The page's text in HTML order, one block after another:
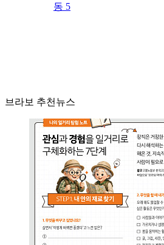
동 5
브라보 추천뉴스